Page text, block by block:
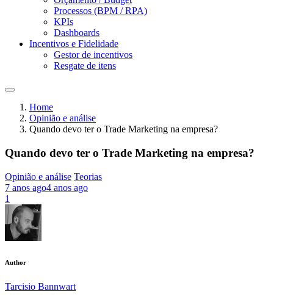
Processos (BPM / RPA)
KPIs
Dashboards
Incentivos e Fidelidade
Gestor de incentivos
Resgate de itens
Home
Opinião e análise
Quando devo ter o Trade Marketing na empresa?
Quando devo ter o Trade Marketing na empresa?
Opinião e análise Teorias
7 anos ago4 anos ago
1
Author
Tarcisio Bannwart